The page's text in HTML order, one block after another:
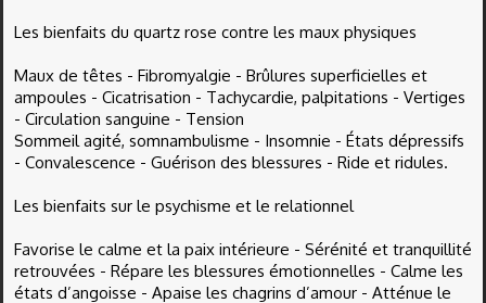
Les bienfaits du quartz rose contre les maux physiques
Maux de têtes - Fibromyalgie - Brûlures superficielles et
ampoules - Cicatrisation - Tachycardie, palpitations - Vertiges
- Circulation sanguine - Tension
Sommeil agité, somnambulisme - Insomnie - États dépressifs
- Convalescence - Guérison des blessures - Ride et ridules.
Les bienfaits sur le psychisme et le relationnel
Favorise le calme et la paix intérieure - Sérénité et tranquillité
retrouvées - Répare les blessures émotionnelles - Calme les
états d’angoisse - Apaise les chagrins d’amour - Atténue le